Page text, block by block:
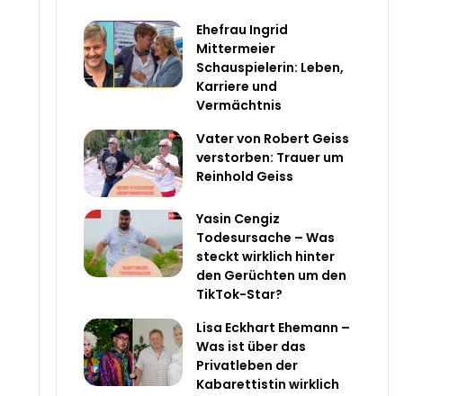
Ehefrau Ingrid
Mittermeier
Schauspielerin: Leben,
Karriere und
Vermächtnis
Vater von Robert Geiss
verstorben: Trauer um
Reinhold Geiss
Yasin Cengiz
Todesursache – Was
steckt wirklich hinter
den Gerüchten um den
TikTok-Star?
Lisa Eckhart Ehemann –
Was ist über das
Privatleben der
Kabarettistin wirklich